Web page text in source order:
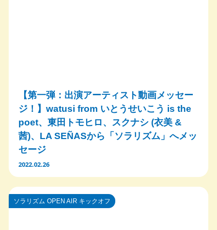
【第一弾：出演アーティスト動画メッセー
ジ！】watusi from いとうせいこう is the
poet、東田トモヒロ、スクナシ (衣美 &
茜)、LA SEÑASから「ソラリズム」へメッ
セージ
2022.02.26
ソラリズム OPEN AIR キックオフ